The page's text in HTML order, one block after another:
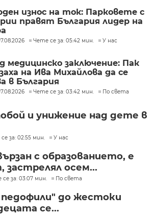
износ на ток: Парковете с
правят България лидер на
Чете се за: 05:42 мин. У нас
медицинско заключение: Пак
на Ива Михайлова да се
в България
Чете се за: 03:42 мин. По света
и унижение над дете в
за: 02:55 мин. У нас
с образованието, е
застрелял осем...
за: 03:07 мин. По света
до жестоки
се...